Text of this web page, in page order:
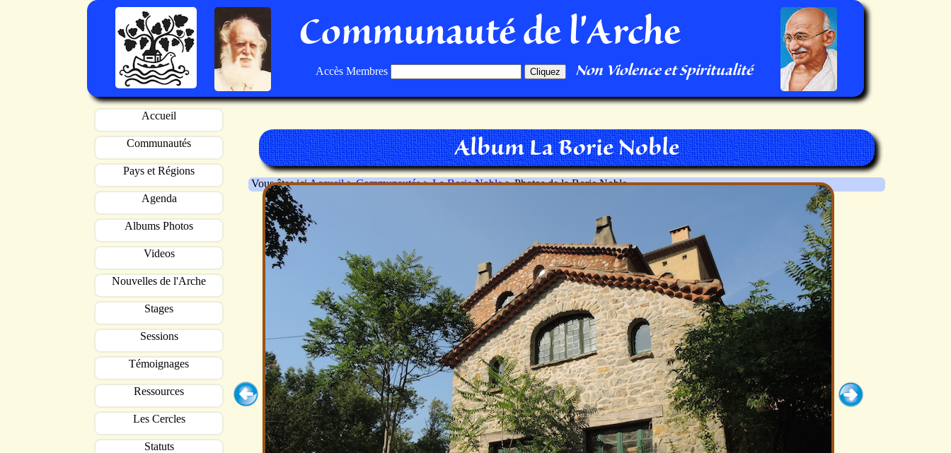
Communauté de l'Arche
Non Violence et Spiritualité
Accès Membres
Accueil
Communautés
Pays et Régions
Agenda
Albums Photos
Videos
Nouvelles de l'Arche
Stages
Sessions
Témoignages
Ressources
Les Cercles
Statuts
Album La Borie Noble
Vous êtes iciAccueil>Communautés>La Borie Noble> Photos de la Borie Noble